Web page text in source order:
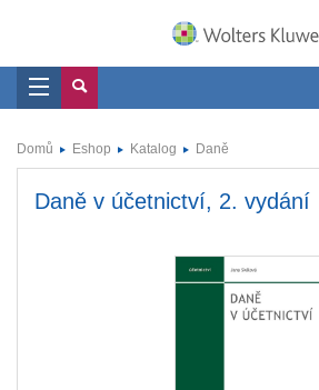
Domů Eshop Katalog Daně
Daně v účetnictví, 2. vydání